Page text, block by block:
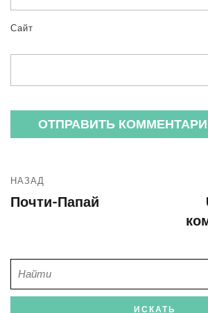
Сайт
НАЗАД
Почти-Папай